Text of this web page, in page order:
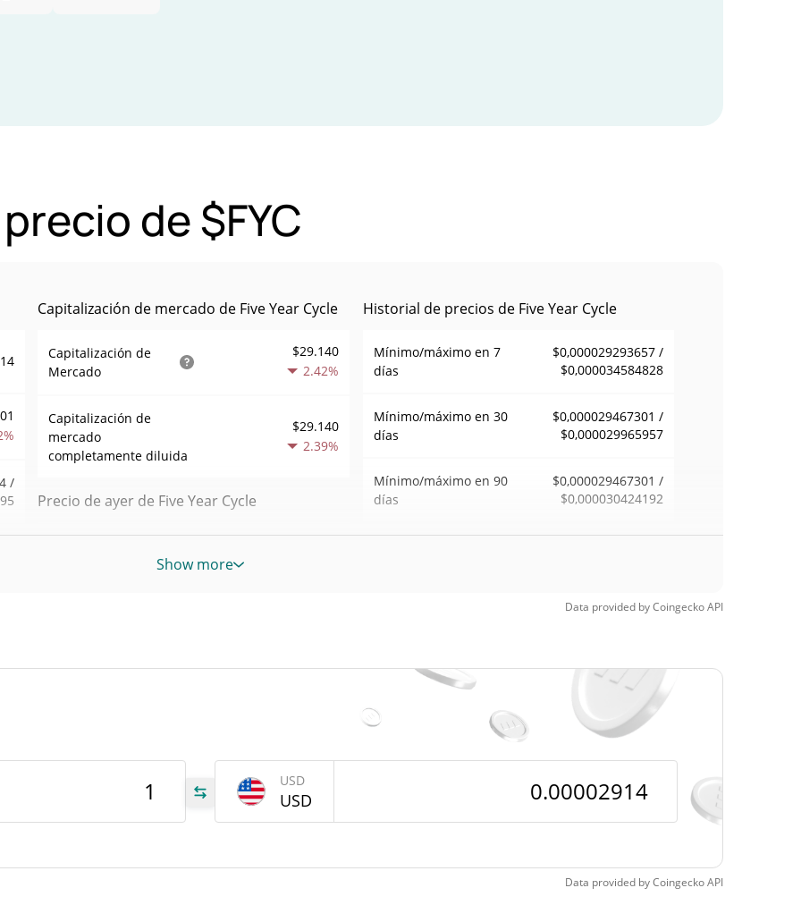
de $FYC
/
Capitalización de mercado de Five Year Cycle
Capitalización de
Mercado
$29.140
2.42%
Capitalización de
mercado
completamente diluida
$29.140
2.39%
Precio de ayer de Five Year Cycle
$0,000029879563
Cambio de ayer 2.39%
Historial de precios de Five Year Cycle
Mínimo/máximo en 7
días
$0,000029293657 /
$0,000034584828
Mínimo/máximo en 30
días
$0,000029467301 /
$0,000029965957
Mínimo/máximo en 90
días
$0,000029467301 /
$0,000030424192
$0,00029479
All Time Low
abr. 1, 2026 (4 months ago)
$<0.000001
>1000000%
Show more
Data provided byCoingeckoAPI
USD
USD
Data provided byCoingeckoAPI